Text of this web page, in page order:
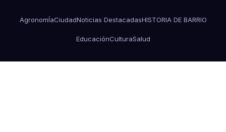
AgronomÍaCiudadNoticias DestacadasHISTORIA DE BARRIO
EducaciónCulturaSalud